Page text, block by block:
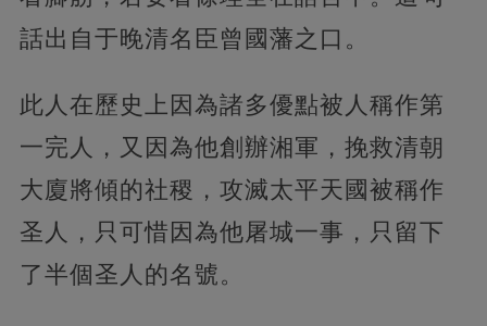
話出自于晚清名臣曾國藩之口。
此人在歷史上因為諸多優點被人稱作第
一完人，又因為他創辦湘軍，挽救清朝
大廈將傾的社稷，攻滅太平天國被稱作
圣人，只可惜因為他屠城一事，只留下
了半個圣人的名號。